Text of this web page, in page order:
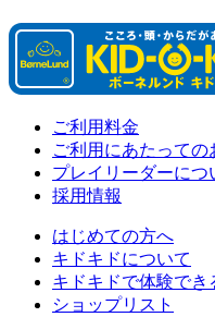
ご利用料金
ご利用にあたっての
プレイリーダーにつ
採用情報
はじめての方へ
キドキドについて
キドキドで体験でき
ショップリスト